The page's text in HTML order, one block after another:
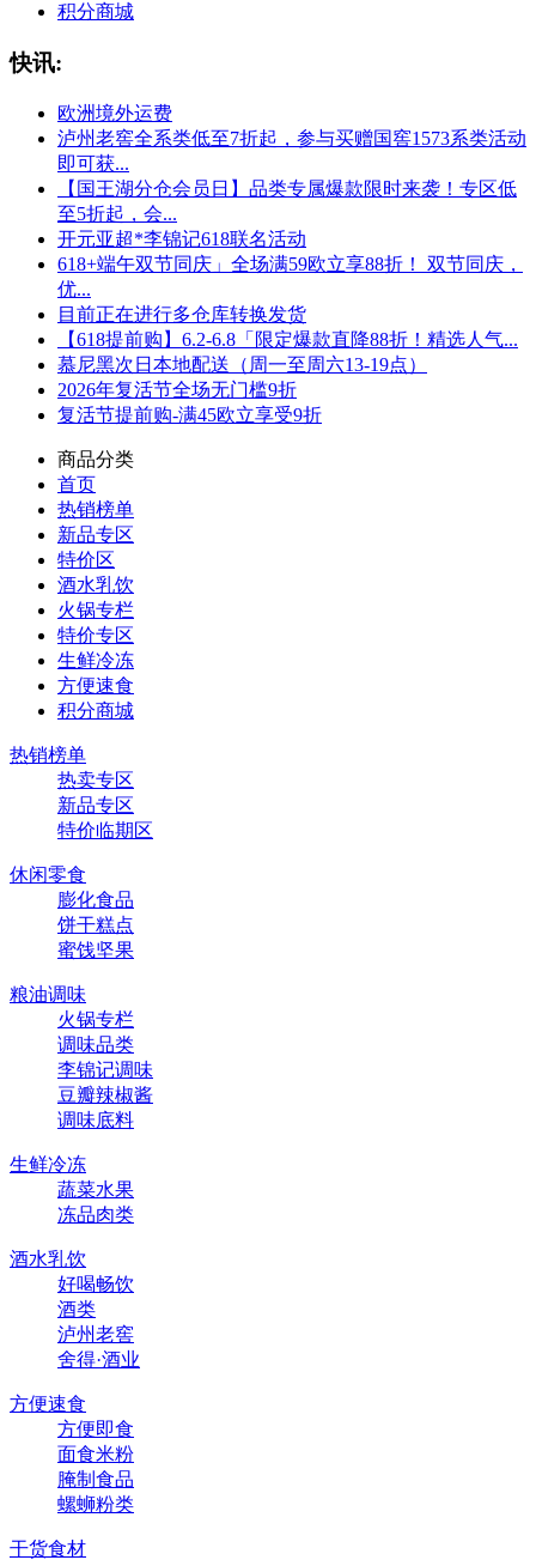
积分商城
快讯:
欧洲境外运费
泸州老窖全系类低至7折起，参与买赠国窖1573系类活动
即可获...
【国王湖分仓会员日】品类专属爆款限时来袭！专区低
至5折起，会...
开元亚超*李锦记618联名活动
618+端午双节同庆」全场满59欧立享88折！ 双节同庆，
优...
目前正在进行多仓库转换发货
【618提前购】6.2-6.8「限定爆款直降88折！精选人气...
慕尼黑次日本地配送（周一至周六13-19点）
2026年复活节全场无门槛9折
复活节提前购-满45欧立享受9折
商品分类
首页
热销榜单
新品专区
特价区
酒水乳饮
火锅专栏
特价专区
生鲜冷冻
方便速食
积分商城
热销榜单
热卖专区
新品专区
特价临期区
休闲零食
膨化食品
饼干糕点
蜜饯坚果
粮油调味
火锅专栏
调味品类
李锦记调味
豆瓣辣椒酱
调味底料
生鲜冷冻
蔬菜水果
冻品肉类
酒水乳饮
好喝畅饮
酒类
泸州老窖
舍得·酒业
方便速食
方便即食
面食米粉
腌制食品
螺蛳粉类
干货食材